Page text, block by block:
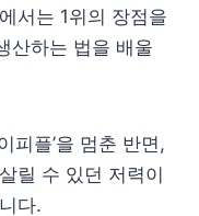
서는 1위의 장점을
산하는 법을 배울
피플’을 멈춘 반면,
릴 수 있던 저력이
다.